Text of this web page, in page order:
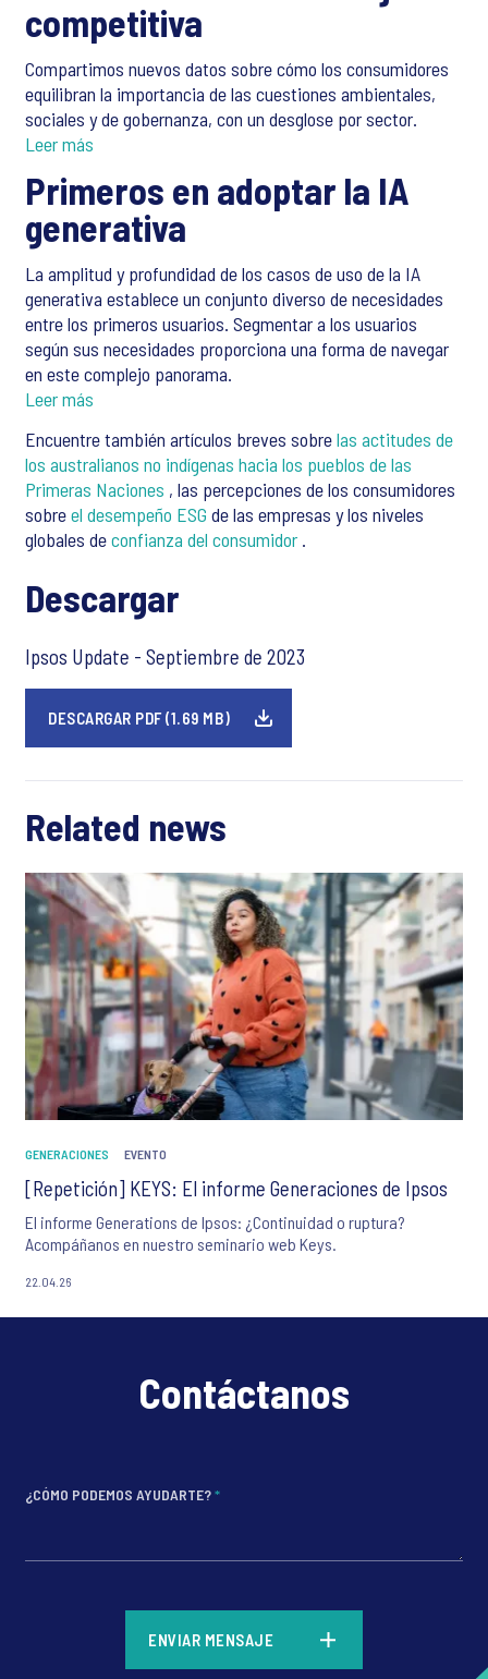
competitiva
Compartimos nuevos datos sobre cómo los consumidores
equilibran la importancia de las cuestiones ambientales,
sociales y de gobernanza, con un desglose por sector.
Leer más
Primeros en adoptar la IA
generativa
La amplitud y profundidad de los casos de uso de la IA
generativa establece un conjunto diverso de necesidades
entre los primeros usuarios. Segmentar a los usuarios
según sus necesidades proporciona una forma de navegar
en este complejo panorama.
Leer más
Encuentre también artículos breves sobrelas actitudes de
los australianos no indígenas hacia los pueblos de las
Primeras Naciones , las percepciones de los consumidores
sobreel desempeño ESG de las empresas y los niveles
globales deconfianza del consumidor .
Descargar
Ipsos Update - Septiembre de 2023
DESCARGAR PDF (1.69 MB)
Related news
GENERACIONES EVENTO
[Repetición] KEYS: El informe Generaciones de Ipsos
El informe Generations de Ipsos: ¿Continuidad o ruptura?
Acompáñanos en nuestro seminario web Keys.
22.04.26
Contáctanos
¿CÓMO PODEMOS AYUDARTE?*
ENVIAR MENSAJE